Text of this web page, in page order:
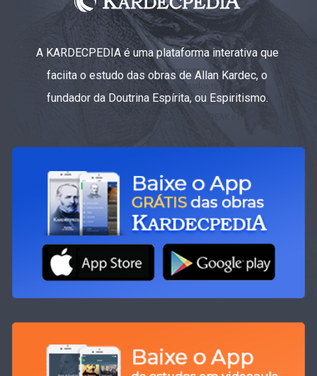
A KARDECPEDIA é uma plataforma interativa que
faciita o estudo das obras de Allan Kardec, o
fundador da Doutrina Espírita, ou Espiritismo.